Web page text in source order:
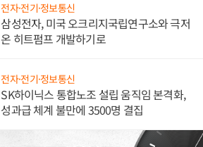
전자·전기·정보통신
삼성전자, 미국 오크리지국립연구소와 극저
온 히트펌프 개발하기로
전자·전기·정보통신
SK하이닉스 통합노조 설립 움직임 본격화,
성과급 체계 불만에 3500명 결집